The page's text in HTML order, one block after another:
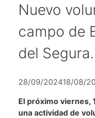
Nuevo
campo de
del Segura.
28/09/202418/08/
El próximo viernes,
una actividad de